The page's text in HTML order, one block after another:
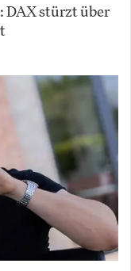
DAX stürzt über